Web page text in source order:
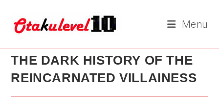
content
Menu
THE DARK HISTORY OF THE
REINCARNATED VILLAINESS